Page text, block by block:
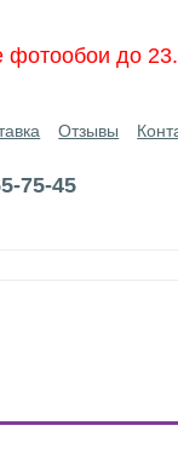
фотообои до
Отзывы
75-45